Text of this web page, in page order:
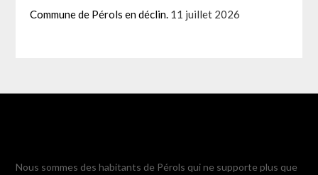
Commune de Pérols en déclin. 11 juillet 2026
Nous sommes des habitants de Pérols qui ne supporte plus que